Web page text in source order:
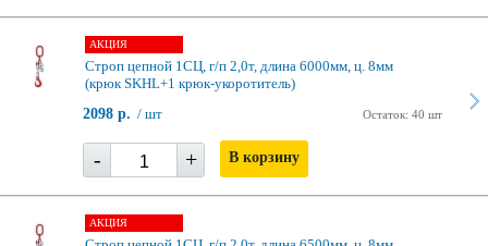
АКЦИЯ
Строп цепной 1СЦ, г/п 2,0т, длина 6000мм, ц. 8мм
(крюк SKHL+1 крюк-укоротитель)
Остаток: 40 шт
2098 р. / шт
- + В корзину
АКЦИЯ